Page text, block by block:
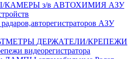
КАМЕРЫ з/в АВТОХИМИЯ АЗУ
АЗУ
ДЕРЖАТЕЛИ/КРЕПЕЖИ
видеорегистратора